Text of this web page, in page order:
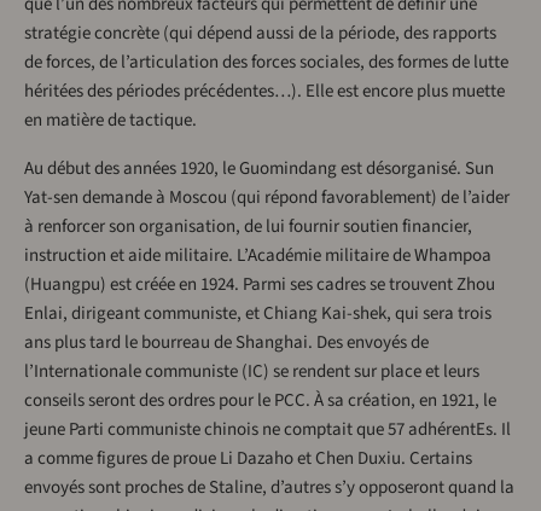
stratégie concrète (qui dépend aussi de la période, des rapports
de forces, de l’articulation des forces sociales, des formes de lutte
héritées des périodes précédentes…). Elle est encore plus muette
en matière de tactique.
Au début des années 1920, le Guomindang est désorganisé. Sun
Yat-sen demande à Moscou (qui répond favorablement) de l’aider
à renforcer son organisation, de lui fournir soutien financier,
instruction et aide militaire. L’Académie militaire de Whampoa
(Huangpu) est créée en 1924. Parmi ses cadres se trouvent Zhou
Enlai, dirigeant communiste, et Chiang Kai-shek, qui sera trois
ans plus tard le bourreau de Shanghai. Des envoyés de
l’Internationale communiste (IC) se rendent sur place et leurs
conseils seront des ordres pour le PCC. À sa création, en 1921, le
jeune Parti communiste chinois ne comptait que 57 adhérentEs. Il
a comme figures de proue Li Dazaho et Chen Duxiu. Certains
envoyés sont proches de Staline, d’autres s’y opposeront quand la